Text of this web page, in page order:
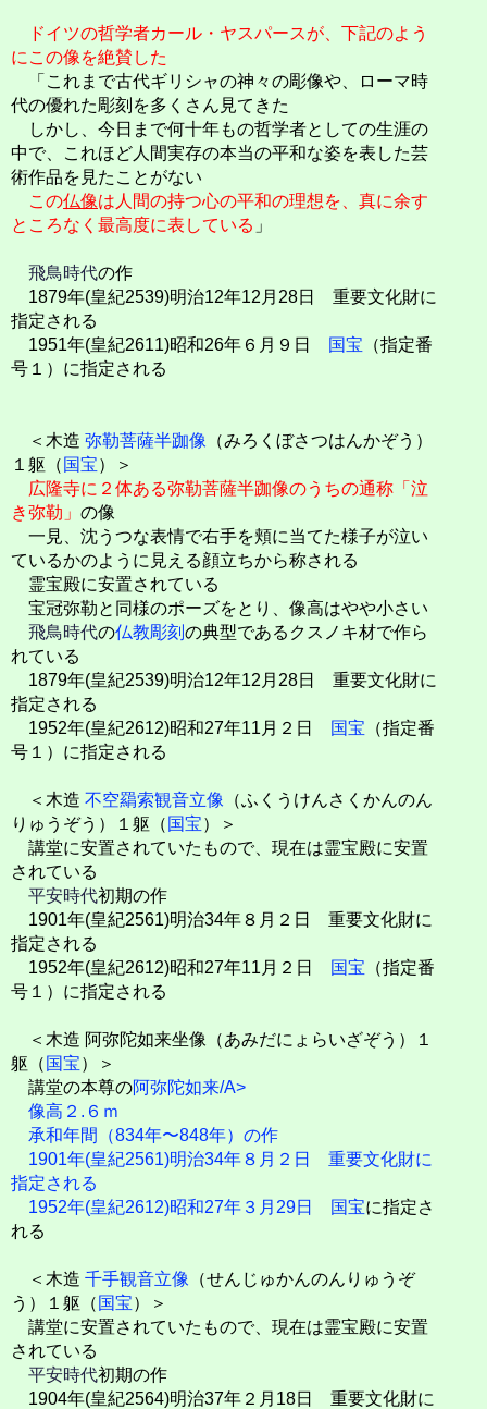
ドイツの哲学者カール・ヤスパースが、下記のよう
にこの像を絶賛した
「これまで古代ギリシャの神々の彫像や、ローマ時
代の優れた彫刻を多くさん見てきた
しかし、今日まで何十年もの哲学者としての生涯の
中で、これほど人間実存の本当の平和な姿を表した芸
術作品を見たことがない
この仏像は人間の持つ心の平和の理想を、真に余す
ところなく最高度に表している 」
飛鳥時代の作
1879年(皇紀2539)明治12年12月28日 重要文化財に
指定される
1951年(皇紀2611)昭和26年６月９日
国宝 （指定番
号１）に指定される
＜木造 弥勒菩薩半跏像 （みろくぼさつはんかぞう）
１躯（ 国宝）＞
広隆寺に２体ある弥勒菩薩半跏像のうちの通称「泣
き弥勒」 の像
一見、沈うつな表情で右手を頬に当てた様子が泣い
ているかのように見える顔立ちから称される
霊宝殿に安置されている
宝冠弥勒と同様のポーズをとり、像高はやや小さい
飛鳥時代の仏教彫刻 の典型であるクスノキ材で作ら
れている
1879年(皇紀2539)明治12年12月28日 重要文化財に
指定される
1952年(皇紀2612)昭和27年11月２日
国宝 （指定番
号１）に指定される
＜木造 不空羂索観音立像 （ふくうけんさくかんのん
りゅうぞう）１躯（ 国宝）＞
講堂に安置されていたもので、現在は霊宝殿に安置
されている
平安時代初期の作
1901年(皇紀2561)明治34年８月２日 重要文化財に
指定される
1952年(皇紀2612)昭和27年11月２日
国宝 （指定番
号１）に指定される
＜木造 阿弥陀如来坐像（あみだにょらいざぞう）１
躯（ 国宝）＞
講堂の本尊の阿弥陀如来/A>
像高２.６ｍ
承和年間（834年〜848年）の作
1901年(皇紀2561)明治34年８月２日 重要文化財に
指定される
1952年(皇紀2612)昭和27年３月29日
国宝に指定さ
れる
＜木造 千手観音立像 （せんじゅかんのんりゅうぞ
う）１躯（ 国宝）＞
講堂に安置されていたもので、現在は霊宝殿に安置
されている
平安時代初期の作
1904年(皇紀2564)明治37年２月18日 重要文化財に